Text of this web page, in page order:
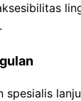
spesialis